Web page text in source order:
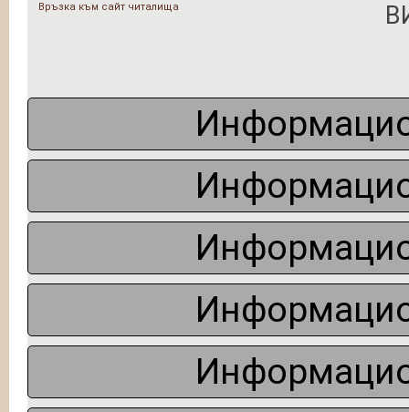
Връзка към сайт читалища